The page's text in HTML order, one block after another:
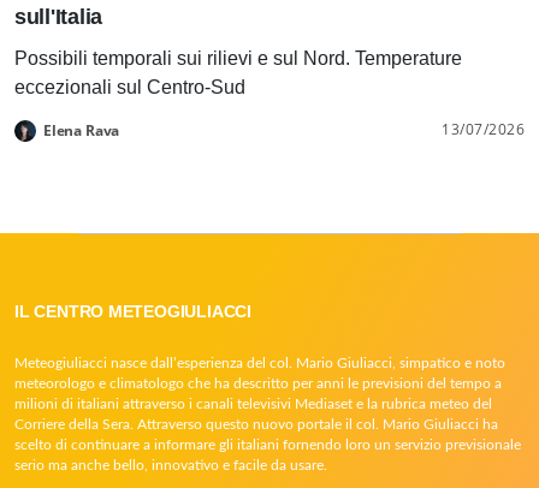
sull'Italia
Possibili temporali sui rilievi e sul Nord. Temperature
eccezionali sul Centro-Sud
Elena Rava 13/07/2026
IL CENTRO METEOGIULIACCI
Meteogiuliacci nasce dall’esperienza del col. Mario Giuliacci, simpatico e noto
meteorologo e climatologo che ha descritto per anni le previsioni del tempo a
milioni di italiani attraverso i canali televisivi Mediaset e la rubrica meteo del
Corriere della Sera. Attraverso questo nuovo portale il col. Mario Giuliacci ha
scelto di continuare a informare gli italiani fornendo loro un servizio previsionale
serio ma anche bello, innovativo e facile da usare.